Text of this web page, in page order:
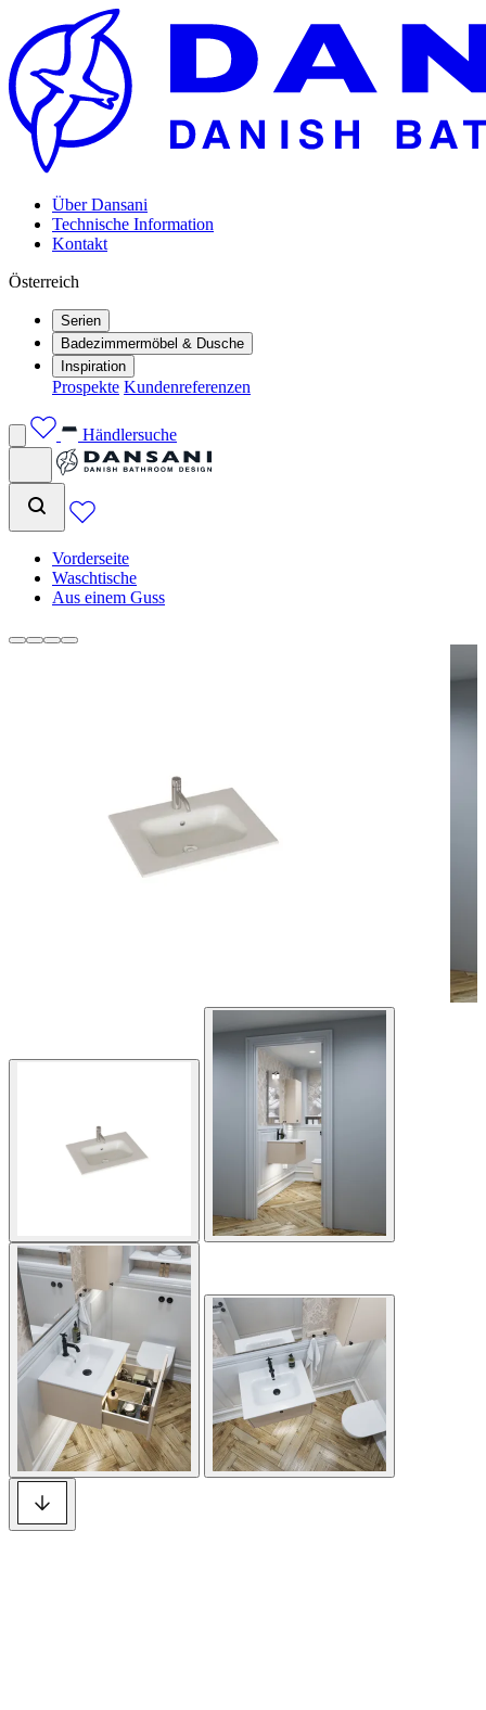
Über Dansani
Technische Information
Kontakt
Österreich
Serien
Badezimmermöbel & Dusche
Inspiration
Prospekte Kundenreferenzen
Händlersuche
Vorderseite
Waschtische
Aus einem Guss